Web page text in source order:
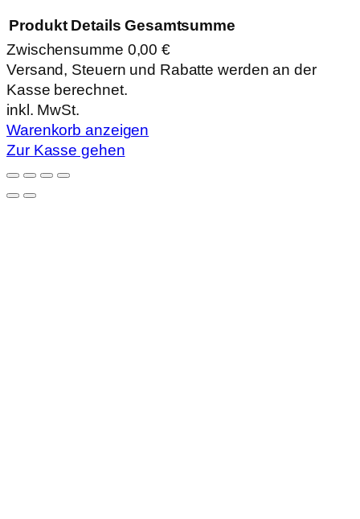
Produkte
im
Warenkorb
Produkt Details Gesamtsumme
Zwischensumme 0,00 €
Versand, Steuern und Rabatte werden an der
Kasse berechnet.
inkl. MwSt.
Warenkorb anzeigen
Zur Kasse gehen